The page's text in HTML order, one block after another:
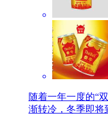
随着一年一度的“
渐转冷，冬季即将